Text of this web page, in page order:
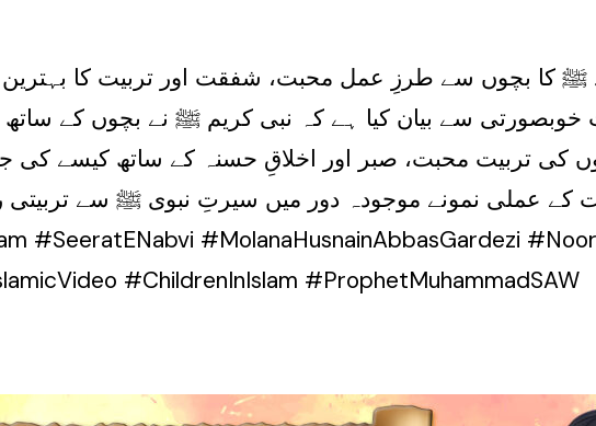
بچوں سے طرزِ عمل محبت، شفقت اور تربیت کا بہترین
سے بیان کیا ہے کہ نبی کریم ﷺ نے بچوں کے ساتھ
کی تربیت محبت، صبر اور اخلاقِ حسنہ کے ساتھ کیسے کی
عملی نمونے موجودہ دور میں سیرتِ نبوی ﷺ سے تربیتی
#ChildrenInIslam #ProphetMuhammadSAW